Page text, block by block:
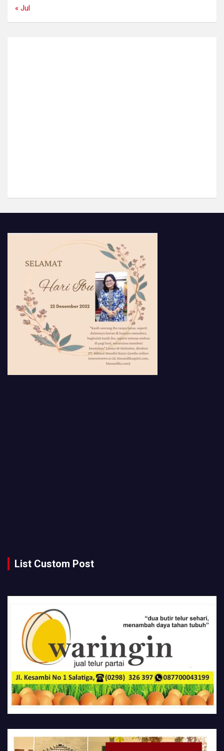
« Jul
List Custom Post